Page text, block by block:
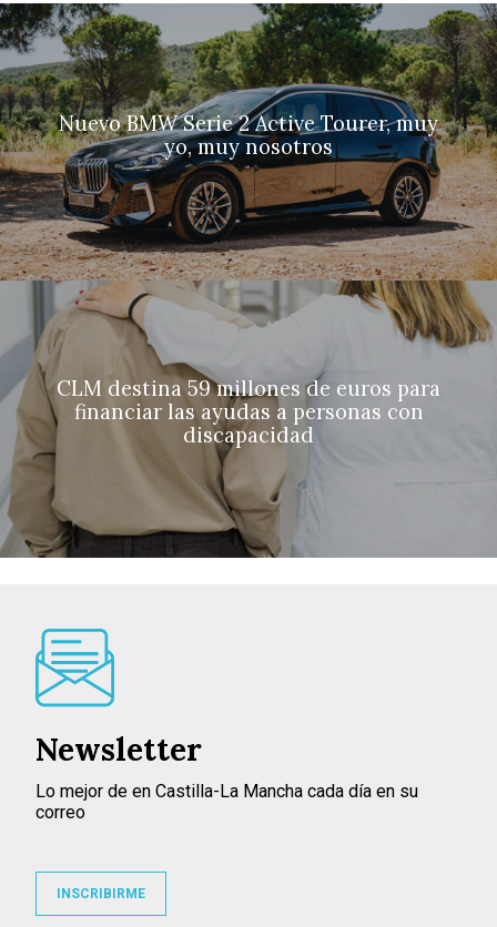
Nuevo BMW Serie 2 Active Tourer, muy
yo, muy nosotros
CLM destina 59 millones de euros para
financiar las ayudas a personas con
discapacidad
Newsletter
Lo mejor de en Castilla-La Mancha cada día en su
correo
INSCRIBIRME